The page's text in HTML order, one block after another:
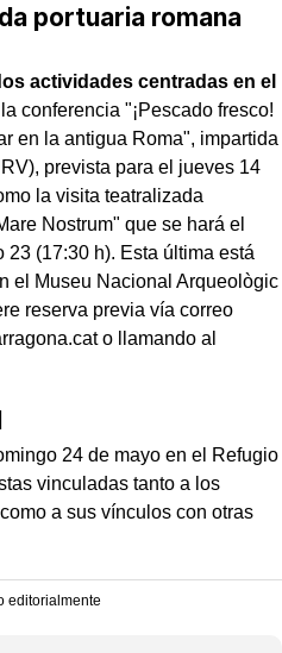
portuaria romana
actividades centradas en el
la conferencia "¡Pescado fresco!
en la antigua Roma", impartida
prevista para el jueves 14
la visita teatralizada
Nostrum" que se hará el
(17:30 h). Esta última está
el Museu Nacional Arqueològic
reserva previa vía correo
o llamando al
24 de mayo en el Refugio
vinculadas tanto a los
como a sus vínculos con otras
editorialmente